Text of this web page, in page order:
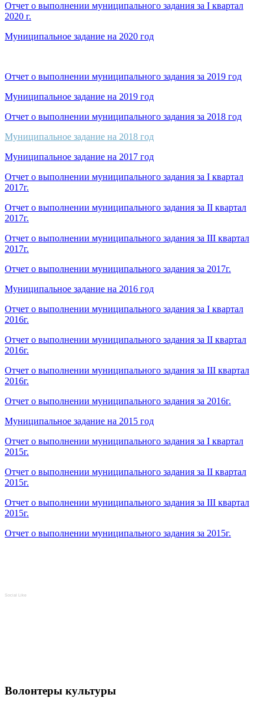
Отчет о выполнении муниципального задания за I квартал
2020 г.
Муниципальное задание на 2020 год
Отчет о выполнении муниципального задания за 2019 год
Муниципальное задание на 2019 год
Отчет о выполнении муниципального задания за 2018 год
Муниципальное задание на 2018 год
Муниципальное задание на 2017 год
Отчет о выполнении муниципального задания за I квартал
2017г.
Отчет о выполнении муниципального задания за II квартал
2017г.
Отчет о выполнении муниципального задания за III квартал
2017г.
Отчет о выполнении муниципального задания за 2017г.
Муниципальное задание на 2016 год
Отчет о выполнении муниципального задания за I квартал
2016г.
Отчет о выполнении муниципального задания за II квартал
2016г.
Отчет о выполнении муниципального задания за III квартал
2016г.
Отчет о выполнении муниципального задания за 2016г.
Муниципальное задание на 2015 год
Отчет о выполнении муниципального задания за I квартал
2015г.
Отчет о выполнении муниципального задания за II квартал
2015г.
Отчет о выполнении муниципального задания за III квартал
2015г.
Отчет о выполнении муниципального задания за 2015г.
Social Like
Волонтеры культуры